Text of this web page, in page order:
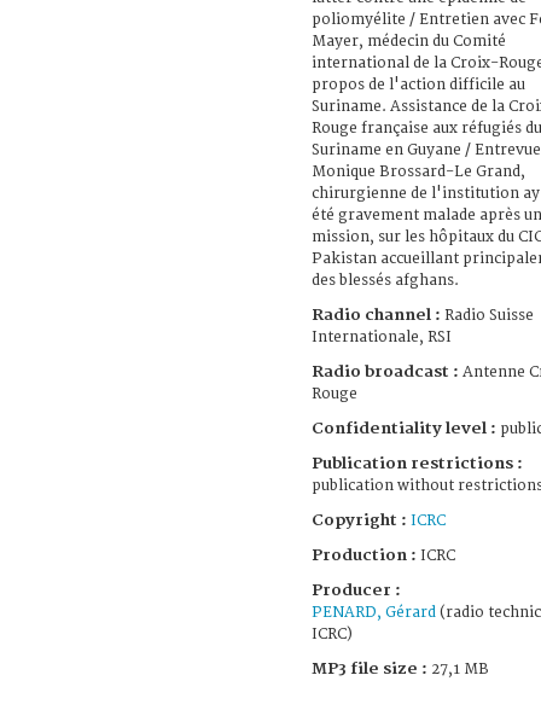
poliomyélite / Entretien avec
Mayer, médecin du Comité
international de la Croix-
propos de l'action difficile au
Suriname. Assistance de la
Rouge française aux réfugiés du
Suriname en Guyane /
Monique Brossard-Le Grand,
chirurgienne de l'institution
été gravement malade après
mission, sur les hôpitaux du
Pakistan accueillant
des blessés afghans.
Radio channel : Radio Suisse
Internationale, RSI
Radio broadcast : Antenne
Rouge
Confidentiality level :
Publication restrictions :
publication without
Copyright : ICRC
Production : ICRC
Producer :
PENARD, Gérard (radio
ICRC)
MP3 file size : 27,1 MB